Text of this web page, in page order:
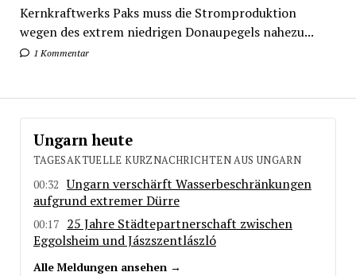
Kernkraftwerks Paks muss die Stromproduktion
wegen des extrem niedrigen Donaupegels nahezu...
1 Kommentar
Ungarn heute
TAGESAKTUELLE KURZNACHRICHTEN AUS UNGARN
00:32
Ungarn verschärft Wasserbeschränkungen
aufgrund extremer Dürre
00:17
25 Jahre Städtepartnerschaft zwischen
Eggolsheim und Jászszentlászló
Alle Meldungen ansehen →